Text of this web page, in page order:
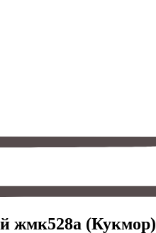
жмк528а (Кукмор)